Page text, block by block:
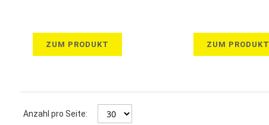
ZUM PRODUKT ZUM PRODUKT
Anzahl pro Seite: